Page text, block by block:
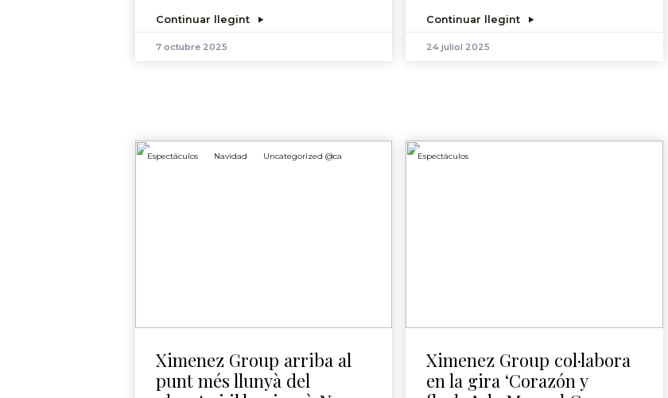
Continuar llegint
7 octubre 2025
Continuar llegint
24 juliol 2025
Espectáculos Navidad Uncategorized @ca
Ximenez Group arriba al
punt més llunyà del
Espectáculos
Ximenez Group col·labora
en la gira ‘Corazón y